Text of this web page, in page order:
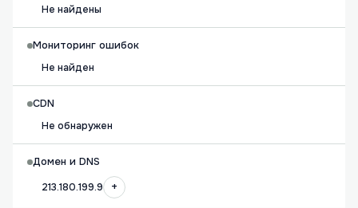
Не найдены
Мониторинг ошибок
Не найден
CDN
Не обнаружен
Домен и DNS
213.180.199.9
+